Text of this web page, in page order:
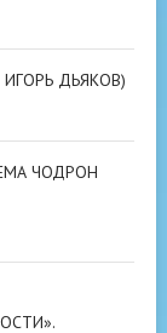
ДЬЯКОВ)
ЧОДРОН